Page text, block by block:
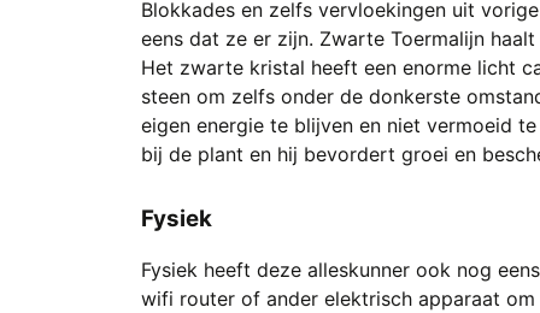
Blokkades en zelfs vervloekingen uit
eens dat ze er zijn. Zwarte Toermalijn
Het zwarte kristal heeft een enorme licht
steen om zelfs onder de donkerste
eigen energie te blijven en niet vermoeid
bij de plant en hij bevordert groei en
Fysiek
Fysiek heeft deze alleskunner ook nog
wifi router of ander elektrisch apparaat